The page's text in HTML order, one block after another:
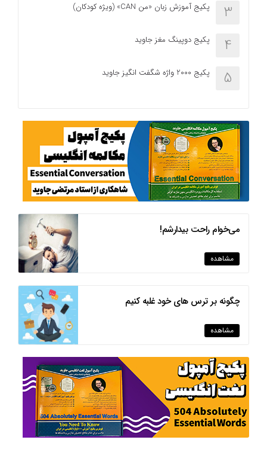
3 پکیج آموزش زبان «من CAN» (ویژه کودکان)
4 پکیج دوپینگ مغز جاوید
5 پکیج 2000 واژه شگفت انگیز جاوید
می‌خوام راحت بیدارشم!
مشاهده
چگونه بر ترس های خود غلبه کنیم
مشاهده